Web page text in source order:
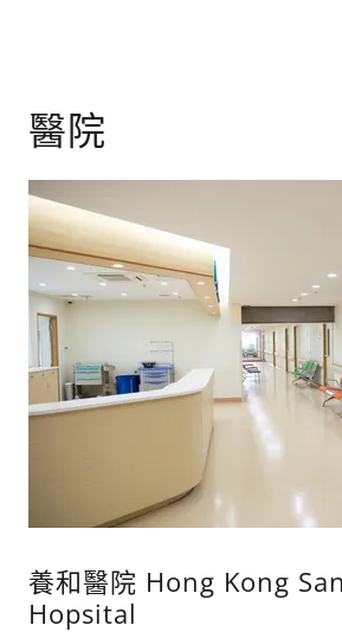
醫院
養和醫院 Hong Kong
Hopsital